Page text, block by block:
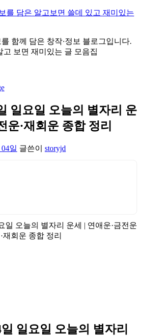
를 담은 알고보면 쓸데 있고 재미있는
함께 담은 창작·정보 블로그입니다.
고 보면 재미있는 글 모음집
일요일 오늘의 별자리 운
운·재회운 종합 정리
일 글쓴이 storyjd
일요일 오늘의 별자리